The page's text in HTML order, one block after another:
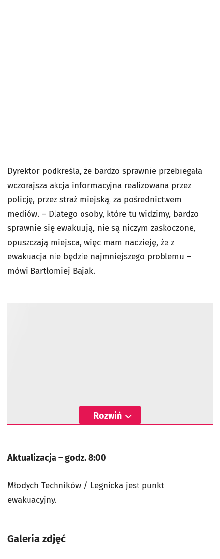
Dyrektor podkreśla, że bardzo sprawnie przebiegała
wczorajsza akcja informacyjna realizowana przez
policję, przez straż miejską, za pośrednictwem
mediów. – Dlatego osoby, które tu widzimy, bardzo
sprawnie się ewakuują, nie są niczym zaskoczone,
opuszczają miejsca, więc mam nadzieję, że z
ewakuacja nie będzie najmniejszego problemu –
mówi Bartłomiej Bajak.
Rozwiń
Aktualizacja – godz. 8:00
Młodych Techników / Legnicka jest punkt
ewakuacyjny.
Galeria zdjęć